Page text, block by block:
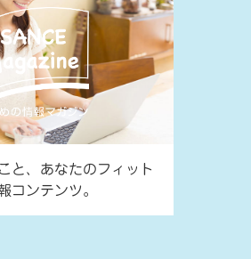
と、あなたのフィット
コンテンツ。